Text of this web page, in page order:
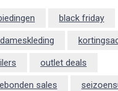
black friday
outlet deals
sales